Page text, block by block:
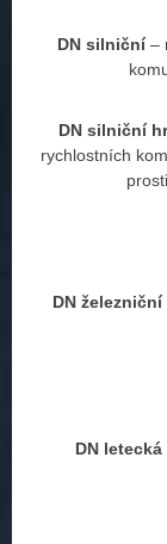
DN silniční–
DN silniční
rychlostních
DN železniční
DN letecká